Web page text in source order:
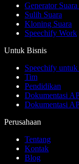
Generator
Sulih Suara
Kloning Suara
Speechify Work
Untuk Bisnis
Speechify untuk
Tim
Pendidikan
Dokumentasi
Dokumentasi
Perusahaan
Tentang
Kontak
Blog